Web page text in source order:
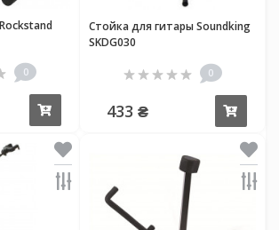
0
Стойка для гитары Soundking
SKDG030
0
433 ₴